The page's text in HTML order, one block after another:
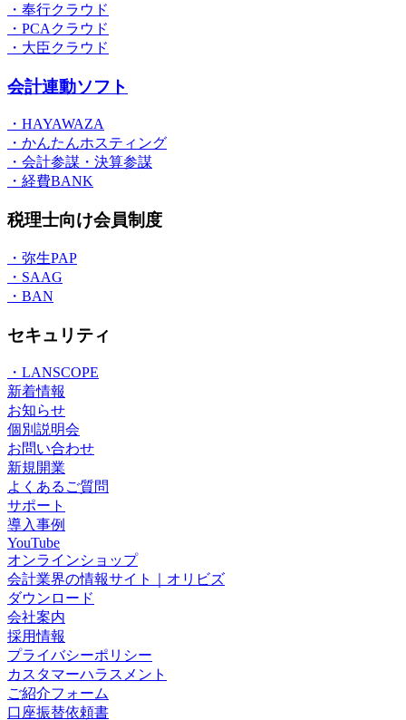
・奉行クラウド
・PCAクラウド
・大臣クラウド
会計連動ソフト
・HAYAWAZA
・かんたんホスティング
・会計参謀・決算参謀
・経費BANK
税理士向け会員制度
・弥生PAP
・SAAG
・BAN
セキュリティ
・LANSCOPE
新着情報
お知らせ
個別説明会
お問い合わせ
新規開業
よくあるご質問
サポート
導入事例
YouTube
オンラインショップ
会計業界の情報サイト｜オリビズ
ダウンロード
会社案内
採用情報
プライバシーポリシー
カスタマーハラスメント
ご紹介フォーム
口座振替依頼書